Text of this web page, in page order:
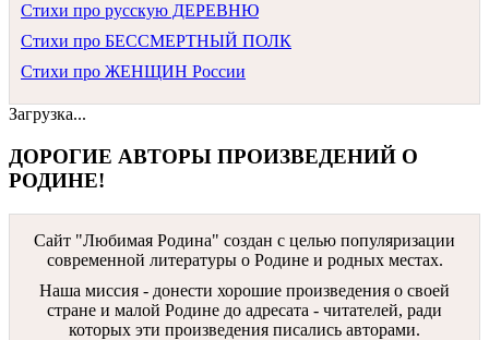
Стихи про русскую ДЕРЕВНЮ
Стихи про БЕССМЕРТНЫЙ ПОЛК
Стихи про ЖЕНЩИН России
Загрузка...
ДОРОГИЕ АВТОРЫ ПРОИЗВЕДЕНИЙ О
РОДИНЕ!
Сайт "Любимая Родина" создан c целью популяризации
современной литературы о Родине и родных местах.
Наша миссия - донести хорошие произведения о своей
стране и малой Родине до адресата - читателей, ради
которых эти произведения писались авторами.